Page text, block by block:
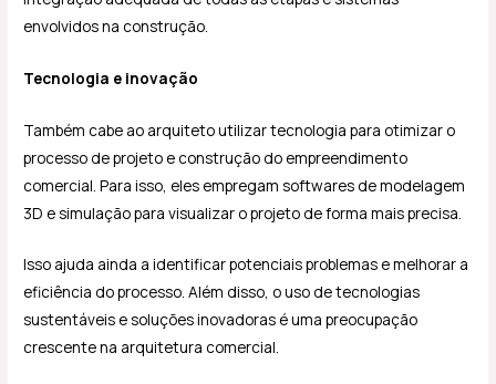
envolvidos na construção.
Tecnologia e inovação
Também cabe ao arquiteto utilizar tecnologia para otimizar o
processo de projeto e construção do empreendimento
comercial. Para isso, eles empregam softwares de modelagem
3D e simulação para visualizar o projeto de forma mais precisa.
Isso ajuda ainda a identificar potenciais problemas e melhorar a
eficiência do processo. Além disso, o uso de tecnologias
sustentáveis e soluções inovadoras é uma preocupação
crescente na arquitetura comercial.